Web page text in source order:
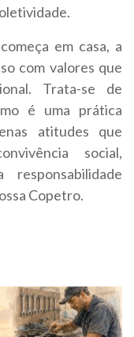
em casa, a
com valores que
Trata-se de
é uma prática
atitudes que
social,
Copetro.